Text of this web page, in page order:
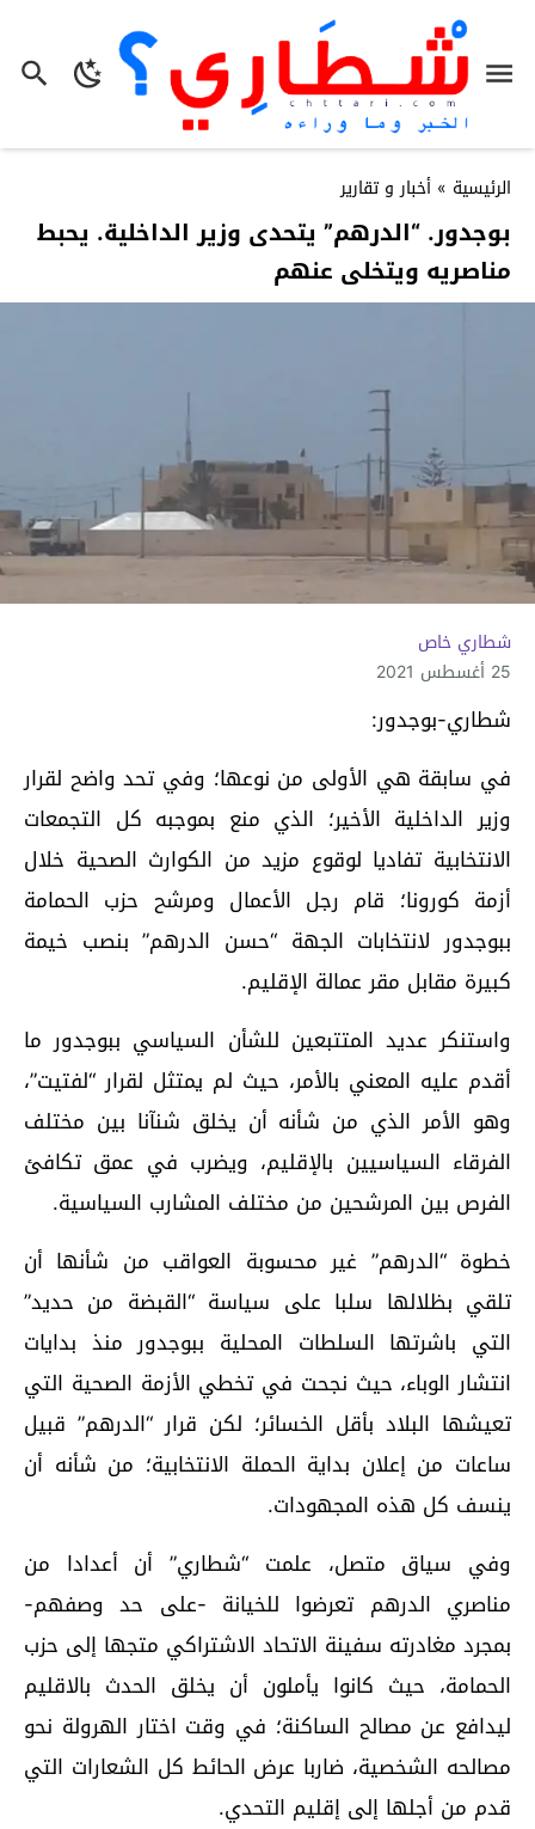
الرئيسية » أخبار و تقارير
بوجدور. “الدرهم” يتحدى وزير الداخلية. يحبط
مناصريه ويتخلى عنهم
شطاري خاص
25 أغسطس 2021
شطاري-بوجدور:
في سابقة هي الأولى من نوعها؛ وفي تحد واضح لقرار
وزير الداخلية الأخير؛ الذي منع بموجبه كل التجمعات
الانتخابية تفاديا لوقوع مزيد من الكوارث الصحية خلال
أزمة كورونا؛ قام رجل الأعمال ومرشح حزب الحمامة
ببوجدور لانتخابات الجهة “حسن الدرهم” بنصب خيمة
كبيرة مقابل مقر عمالة الإقليم.
واستنكر عديد المتتبعين للشأن السياسي ببوجدور ما
أقدم عليه المعني بالأمر، حيث لم يمتثل لقرار “لفتيت”،
وهو الأمر الذي من شأنه أن يخلق شنآنا بين مختلف
الفرقاء السياسيين بالإقليم، ويضرب في عمق تكافئ
الفرص بين المرشحين من مختلف المشارب السياسية.
خطوة “الدرهم” غير محسوبة العواقب من شأنها أن
تلقي بظلالها سلبا على سياسة “القبضة من حديد”
التي باشرتها السلطات المحلية ببوجدور منذ بدايات
انتشار الوباء، حيث نجحت في تخطي الأزمة الصحية التي
تعيشها البلاد بأقل الخسائر؛ لكن قرار “الدرهم” قبيل
ساعات من إعلان بداية الحملة الانتخابية؛ من شأنه أن
ينسف كل هذه المجهودات.
وفي سياق متصل، علمت “شطاري” أن أعدادا من
مناصري الدرهم تعرضوا للخيانة -على حد وصفهم-
بمجرد مغادرته سفينة الاتحاد الاشتراكي متجها إلى حزب
الحمامة، حيث كانوا يأملون أن يخلق الحدث بالاقليم
ليدافع عن مصالح الساكنة؛ في وقت اختار الهرولة نحو
مصالحه الشخصية، ضاربا عرض الحائط كل الشعارات التي
قدم من أجلها إلى إقليم التحدي.